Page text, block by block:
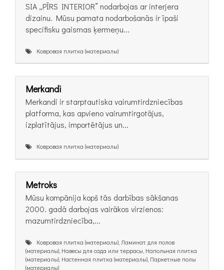
SIA „PĪRS INTERIOR” nodarbojas ar interjera
dizainu. Mūsu pamata nodarbošanās ir īpaši
specifisku gaismas ķermeņu...
Ковровая плитка (материалы)
Merkandi
Merkandi ir starptautiska vairumtirdzniecības
platforma, kas apvieno vairumtirgotājus,
izplatītājus, importētājus un...
Ковровая плитка (материалы)
Metroks
Mūsu kompānija kopš tās darbības sākšanas
2000. gadā darbojas vairākos virzienos:
mazumtirdzniecība,...
Ковровая плитка (материалы), Ламинат для полов
(материалы), Навесы для сада или террасы, Напольная плитка
(материалы), Настенная плитка (материалы), Паркетные полы
(материалы)